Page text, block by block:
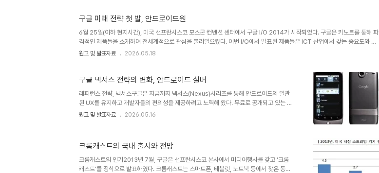
시장은 90%를 연내에 넘어설 것으로 보인다. 판매 수요가 줄어들다보니 제조사들은 생존
을 위해 자연스럽게 신흥시장을 중심으로 사업을 진행하고 있는데, 신흥시장은..
구글 미래 전략 첫 발, 안드로이드원
6월 25일(이하 현지시간), 미국 샌프란시스코 모스콘 컨벤션 센터에서 구글 I/O 2014가 시작되었다. 구글은 키노트를 통해 파
격적인 제품들을 소개하며 전세계적으로 관심을 불러일으켰다. 이번 I/O에서 발표된 제품들은 ICT 산업에서 갖는 중요도와 무
관하게 대부분은 예상이 가능했거나 루머를 통해 이미 알려진 것이었다. 개인적으로 조금 의외인 발표 내용이 몇가지 있었는데
로그램을 도입할 계획이라고 보도했다. 관련한 언론 보도와 루머의 내용을 ..
원고 및 발표자료 2026.05.18
구글 넥서스 전략의 변화, 안드로이드 실버
레퍼런스 전략, 넥서스구글은 지금까지 넥서스(Nexus)시리즈를 통해 안드로이드의 일관
된 UX를 유지하고 개발자들의 편의성을 제공하려고 노력해 왔다. 무료로 공개되고 있는 안
드로이드는 현재 가장 많이 사용되는 스마트폰 플랫폼으로 성장하였다. 제조사와 통신사들
판매를 시작한 HTC의 ‘넥서스 원(Nexus One)’을 비롯해 삼성의 넥서스 S, LG의 넥서스
4, LG의 넥서스 5 등이 있다. 2012년, ASUS의 넥서스 7를 발표하면서 넥서스의..
원고 및 발표자료 2026.05.16
크롬캐스트의 국내 출시와 전망
크롬캐스트의 인기2013년 7월, 구글은 샌프란시스코 본사에서 미디어행사를 갖고 ‘크롬
캐스트’를 정식으로 발표하였다. 크롬캐스트는 스마트폰, 태블릿, 노트북 등에서 찾은 동영